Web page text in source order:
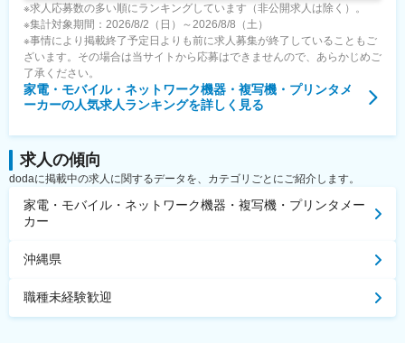
※求人応募数の多い順にランキングしています（非公開求人は除く）。
※集計対象期間：2026/8/2（日）～2026/8/8（土）
※事情により掲載終了予定日よりも前に求人募集が終了していることもご
ざいます。その場合は当サイトから応募はできませんので、あらかじめご
了承ください。
家電・モバイル・ネットワーク機器・複写機・プリンタメ
ーカーの人気求人ランキングを詳しく見る
求人の傾向
dodaに掲載中の求人に関するデータを、カテゴリごとにご紹介します。
家電・モバイル・ネットワーク機器・複写機・プリンタメー
カー
沖縄県
職種未経験歓迎